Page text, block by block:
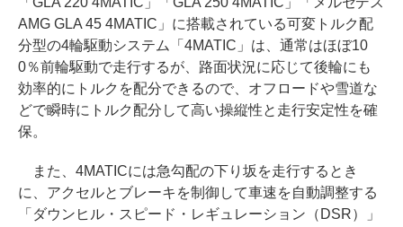
AMG GLA 45 4MATIC」に搭載されている可変トルク配
分型の4輪駆動システム「4MATIC」は、通常はほぼ10
0％前輪駆動で走行するが、路面状況に応じて後輪にも
効率的にトルクを配分できるので、オフロードや雪道な
どで瞬時にトルク配分して高い操縦性と走行安定性を確
保。
また、4MATICには急勾配の下り坂を走行するとき
に、アクセルとブレーキを制御して車速を自動調整する
「ダウンヒル・スピード・レギュレーション（DSR）」